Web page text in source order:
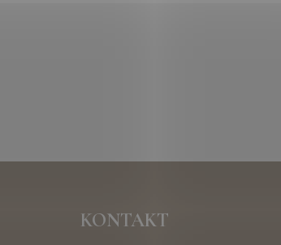
KONTAKT